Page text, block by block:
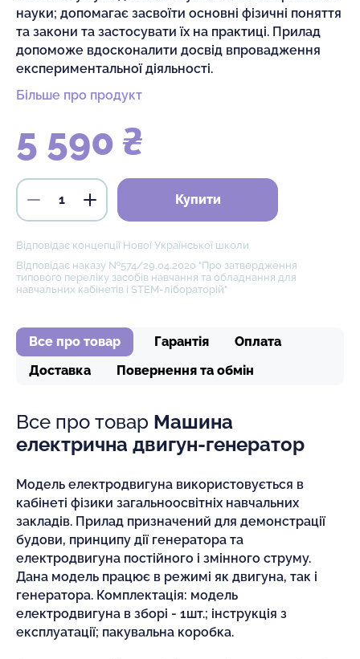
науки; допомагає засвоїти основні фізичні поняття
та закони та застосувати їх на практиці. Прилад
допоможе вдосконалити досвід впровадження
експериментальної діяльності.
Більше про продукт
5 590 ₴
Купити
Відповідає концепції Нової Української школи
Відповідає наказу №574/29.04.2020 "Про затвердження
типового переліку засобів навчання та обладнання для
навчальних кабінетів і STEM-лібораторій"
Все про товар Гарантія
Оплата
Доставка
Повернення та обмін
Все про товар Машина
електрична двигун-генератор
Модель електродвигуна використовується в
кабінеті фізики загальноосвітніх навчальних
закладів. Прилад призначений для демонстрації
будови, принципу дії генератора та
електродвигуна постійного і змінного струму.
Дана модель працює в режимі як двигуна, так і
генератора. Комплектація: модель
електродвигуна в зборі - 1шт.; інструкція з
експлуатації; пакувальна коробка.